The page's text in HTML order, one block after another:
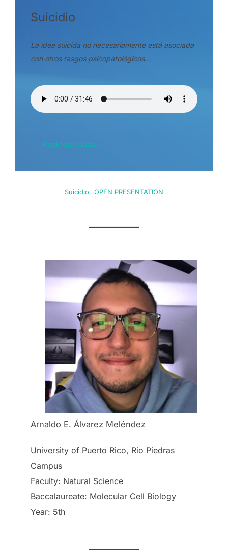
Suicidio
La idea suicida no necesariamente está asociada
con otros rasgos psicopatológicos…
Podcast audio
Suicidio OPEN PRESENTATION
Arnaldo E. Álvarez Meléndez
University of Puerto Rico, Rio Piedras
Campus
Faculty: Natural Science
Baccalaureate: Molecular Cell Biology
Year: 5th